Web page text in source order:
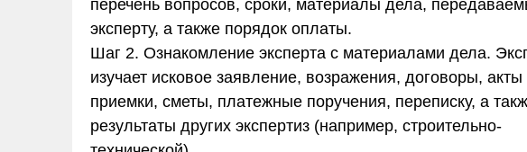
перечень вопросов, сроки, материалы дела,
эксперту, а также порядок оплаты.
Шаг 2. Ознакомление эксперта с материалами дела.
изучает исковое заявление, возражения, договоры, акты
приемки, сметы, платежные поручения, переписку, а
результаты других экспертиз (например, строительно-